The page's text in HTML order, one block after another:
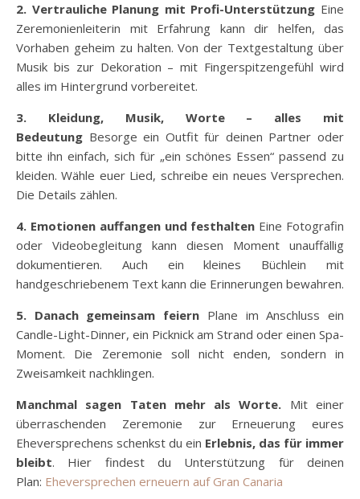
2. Vertrauliche Planung mit Profi-Unterstützung Eine
Zeremonienleiterin mit Erfahrung kann dir helfen, das
Vorhaben geheim zu halten. Von der Textgestaltung über
Musik bis zur Dekoration – mit Fingerspitzengefühl wird
alles im Hintergrund vorbereitet.
3. Kleidung, Musik, Worte – alles mit
Bedeutung Besorge ein Outfit für deinen Partner oder
bitte ihn einfach, sich für „ein schönes Essen“ passend zu
kleiden. Wähle euer Lied, schreibe ein neues Versprechen.
Die Details zählen.
4. Emotionen auffangen und festhalten Eine Fotografin
oder Videobegleitung kann diesen Moment unauffällig
dokumentieren. Auch ein kleines Büchlein mit
handgeschriebenem Text kann die Erinnerungen bewahren.
5. Danach gemeinsam feiern Plane im Anschluss ein
Candle-Light-Dinner, ein Picknick am Strand oder einen Spa-
Moment. Die Zeremonie soll nicht enden, sondern in
Zweisamkeit nachklingen.
Manchmal sagen Taten mehr als Worte. Mit einer
überraschenden Zeremonie zur Erneuerung eures
Eheversprechens schenkst du ein Erlebnis, das für immer
bleibt. Hier findest du Unterstützung für deinen
Plan: Eheversprechen erneuern auf Gran Canaria